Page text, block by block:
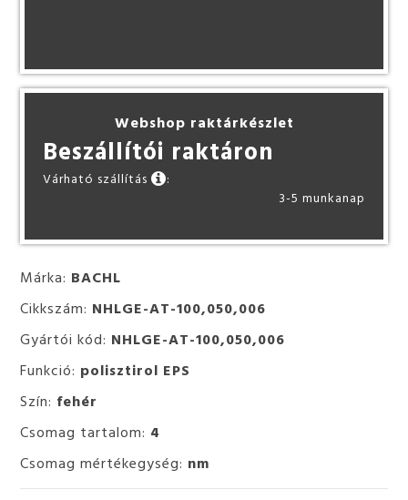
Márka: BACHL
Cikkszám: NHLGE-AT-100,050,006
Gyártói kód: NHLGE-AT-100,050,006
Funkció: polisztirol EPS
Szín: fehér
Csomag tartalom: 4
Csomag mértékegység: nm
Webshop raktárkészlet
Beszállítói raktáron
Várható szállítás
:
3-5 munkanap